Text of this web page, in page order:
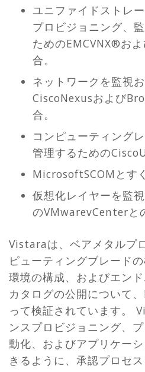
ユニファイドストレ
プロビジョニング、
ためのEMCVNX®お
合。
ネットワークを監視
CiscoNexusおよび
合。
コンピューティング
管理するための
MicrosoftSCOMとす
仮想化レイヤーを監
のVMwarevCenterと
Vistaraは、ベアメタルプ
ピューティングブレード
環境の構成、およびエン
カタログの公開について、
って検証されています。
ンスプロビジョニング、
動化、およびアプリケー
きるように、承認プロセス